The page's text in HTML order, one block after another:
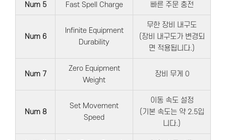
Num 5 Fast Spell Charge 빠른 주문 충전
Num 6
Infinite Equipment
Durability
무한 장비 내구도
(장비 내구도가 변경되
면 적용됩니다.)
Num 7
Zero Equipment
Weight
장비 무게 0
Num 8
Set Movement
Speed
이동 속도 설정
(기본 속도는 약 2.5입
니다.)